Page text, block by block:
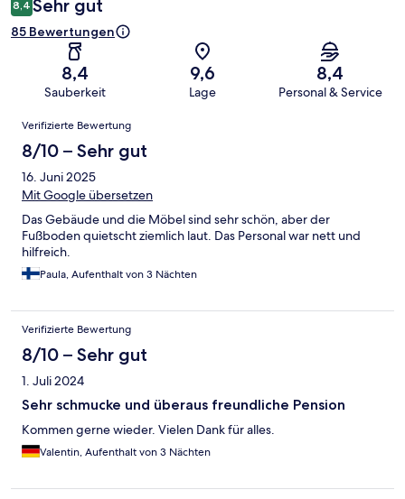
8,4 Sehr gut
85 Bewertungen
8,4
Sauberkeit
9,6
Lage
8,4
Personal & Service
Bewertungen
Verifizierte Bewertung
8/10 – Sehr gut
16. Juni 2025
Mit Google übersetzen
Das Gebäude und die Möbel sind sehr schön, aber der
Fußboden quietscht ziemlich laut. Das Personal war nett und
hilfreich.
Paula, Aufenthalt von 3 Nächten
Verifizierte Bewertung
8/10 – Sehr gut
1. Juli 2024
Sehr schmucke und überaus freundliche Pension
Kommen gerne wieder. Vielen Dank für alles.
Valentin, Aufenthalt von 3 Nächten